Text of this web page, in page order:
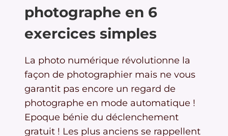
photographe en 6
exercices simples
La photo numérique révolutionne la
façon de photographier mais ne vous
garantit pas encore un regard de
photographe en mode automatique !
Epoque bénie du déclenchement
gratuit ! Les plus anciens se rappellent